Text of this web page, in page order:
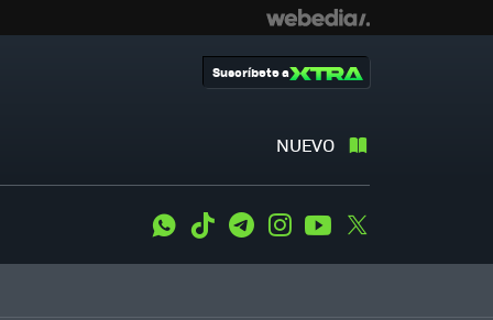
NUEVO
Suscríbete a
WhatsApp
Tiktok TelegramInstagramYoutube